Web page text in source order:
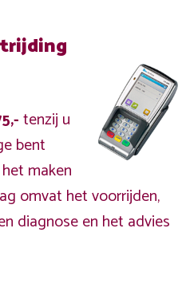
tenzij u
bent
maken
omvat het voorrijden,
diagnose en het advies